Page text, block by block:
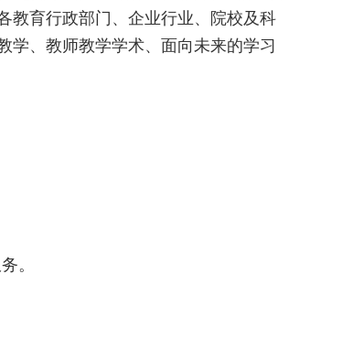
教育行政部门、企业行业、院校及科
学、教师教学学术、面向未来的学习
。